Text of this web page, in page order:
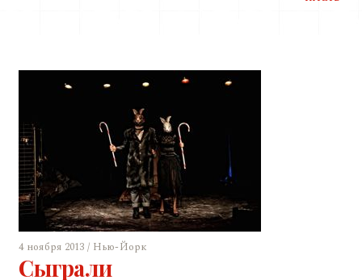
4 ноября 2013 / Нью-Йорк
Сыграли